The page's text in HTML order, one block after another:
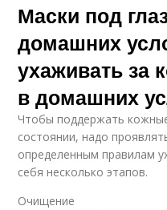
Маски под
домашних
ухаживать за
в домашних
Чтобы поддержать
состоянии, надо
определенным правилам
себя несколько этапов.
Очищение